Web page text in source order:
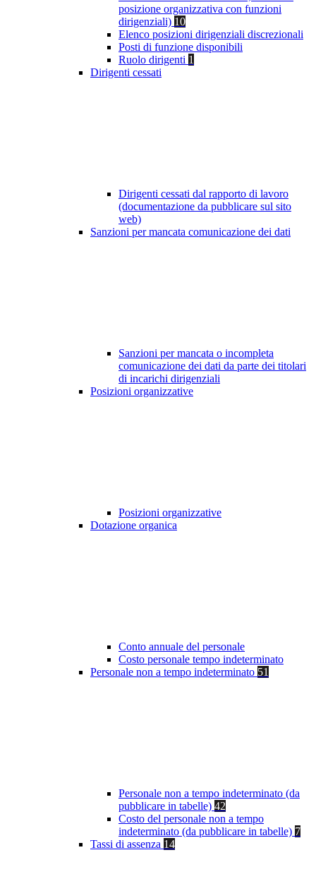
posizione organizzativa con funzioni
dirigenziali) 10
Elenco posizioni dirigenziali discrezionali
Posti di funzione disponibili
Ruolo dirigenti 1
Dirigenti cessati
Dirigenti cessati dal rapporto di lavoro
(documentazione da pubblicare sul sito
web)
Sanzioni per mancata comunicazione dei dati
Sanzioni per mancata o incompleta
comunicazione dei dati da parte dei titolari
di incarichi dirigenziali
Posizioni organizzative
Posizioni organizzative
Dotazione organica
Conto annuale del personale
Costo personale tempo indeterminato
Personale non a tempo indeterminato 51
Personale non a tempo indeterminato (da
pubblicare in tabelle) 42
Costo del personale non a tempo
indeterminato (da pubblicare in tabelle) 7
Tassi di assenza 14